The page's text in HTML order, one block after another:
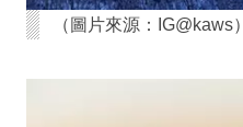
（圖片來源：IG@kaws）